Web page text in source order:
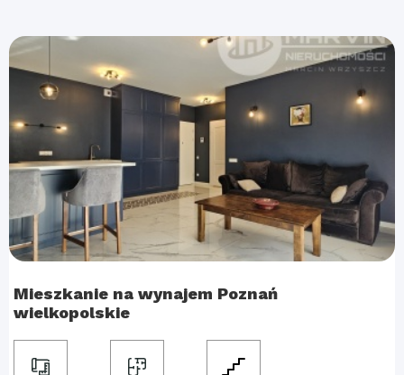
Mieszkanie na wynajem Poznań
wielkopolskie